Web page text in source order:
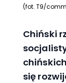
(fot. T9/
Chiński
się